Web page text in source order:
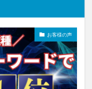
お客様の声